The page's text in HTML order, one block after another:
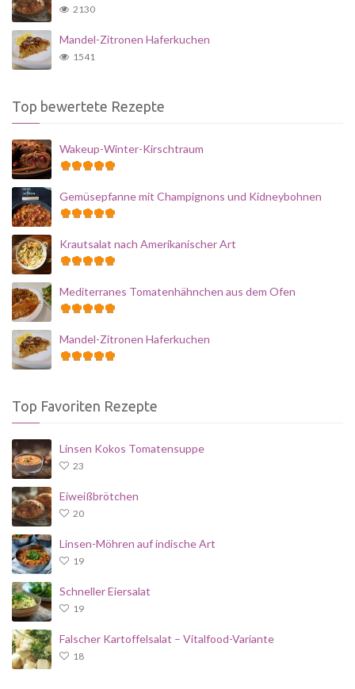
2130
Mandel-Zitronen Haferkuchen
1541
Top bewertete Rezepte
Wakeup-Winter-Kirschtraum
Gemüsepfanne mit Champignons und Kidneybohnen
Krautsalat nach Amerikanischer Art
Mediterranes Tomatenhähnchen aus dem Ofen
Mandel-Zitronen Haferkuchen
Top Favoriten Rezepte
Linsen Kokos Tomatensuppe
23
Eiweißbrötchen
20
Linsen-Möhren auf indische Art
19
Schneller Eiersalat
19
Falscher Kartoffelsalat – Vitalfood-Variante
18